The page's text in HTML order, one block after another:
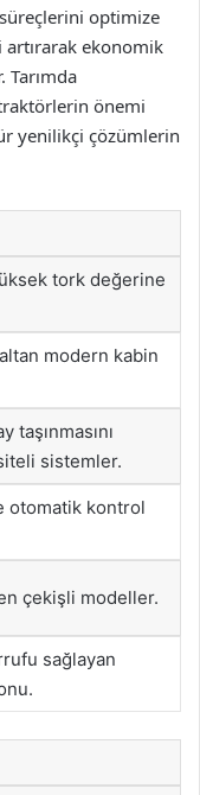
optimize
ekonomik
önemi
yenilikçi çözümlerin
tork değerine
modern kabin
taşınmasını
sistemler.
otomatik kontrol
çekişli modeller.
sağlayan